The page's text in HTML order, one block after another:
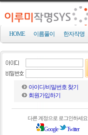
HOME 이름풀이 한자작명
아이디/비밀번호 찾기
회원가입하기
다른 계정으로 로그인하세요
Google Twitter